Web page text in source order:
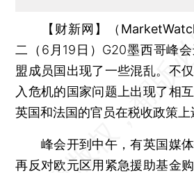
【财新网】（
二（6月19日）G20墨西哥峰
盟成员国出现了一些混乱。不
入危机的国家问题上出现了相
英国和法国的官员在税收政策上
峰会开到中午，有英国媒体
再反对欧元区用紧急援助基金